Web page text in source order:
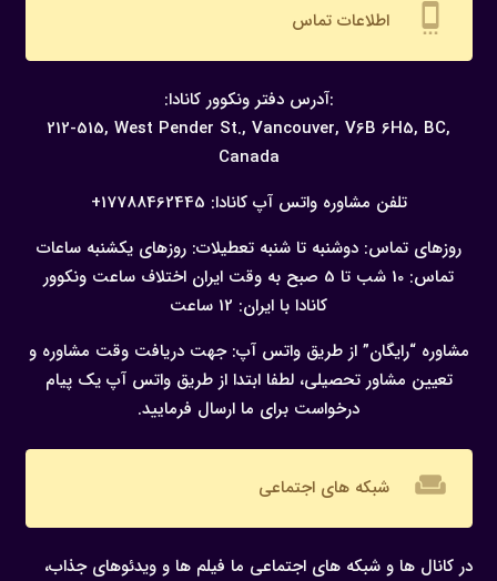
settings_cell اطلاعات تماس
:آدرس دفتر ونکوور کانادا:
212-515, West Pender St., Vancouver, V6B 6H5, BC,
Canada
تلفن مشاوره واتس آپ کانادا: 17788462445+
روزهای تماس: دوشنبه تا شنبه تعطیلات: روزهای یکشنبه ساعات
تماس: 10 شب تا 5 صبح به وقت ایران
اختلاف ساعت ونکوور
کانادا با ایران: 12 ساعت
مشاوره “رایگان” از طریق واتس آپ: جهت دریافت وقت مشاوره و
تعیین مشاور تحصیلی، لطفا ابتدا از طریق واتس آپ یک پیام
درخواست برای ما ارسال فرمایید.
weekend شبکه های اجتماعی
در کانال ها و شبکه های اجتماعی ما فیلم ها و ویدئوهای جذاب،